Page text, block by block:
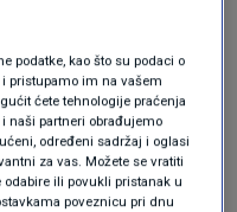
krivotvorene
građevinske
za gradonačelnika
podatke, kao što su podaci o
pristupamo im na vašem
ćete tehnologije praćenja
naši partneri obrađujemo
određeni sadržaj i oglasi
za vas. Možete se vratiti
ili povukli pristanak u
poveznicu pri dnu